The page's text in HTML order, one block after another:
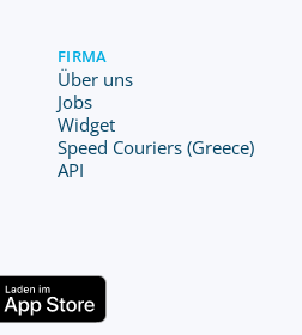
FIRMA
Über uns
Jobs
Widget
Speed Couriers (Greece)
API